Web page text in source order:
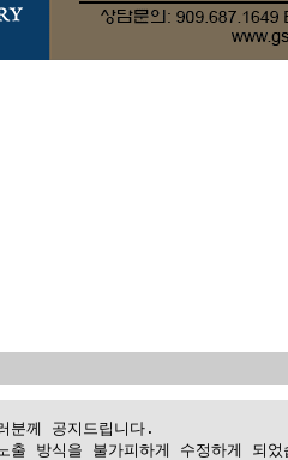
분께 공지드립니다.
출 방식을 불가피하게 수정하게 되었